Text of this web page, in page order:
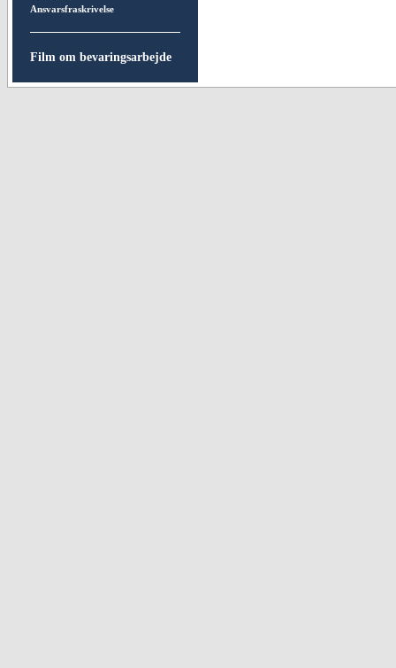
Ansvarsfraskrivelse
Film om bevaringsarbejde